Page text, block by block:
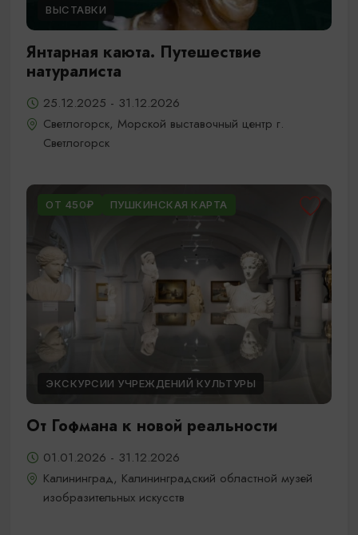
ВЫСТАВКИ
Янтарная каюта. Путешествие
натуралиста
25.12.2025 - 31.12.2026
Светлогорск, Морской выставочный центр г.
Светлогорск
ОТ 450₽ ПУШКИНСКАЯ КАРТА
ЭКСКУРСИИ УЧРЕЖДЕНИЙ КУЛЬТУРЫ
От Гофмана к новой реальности
01.01.2026 - 31.12.2026
Калининград, Калининградский областной музей
изобразительных искусств